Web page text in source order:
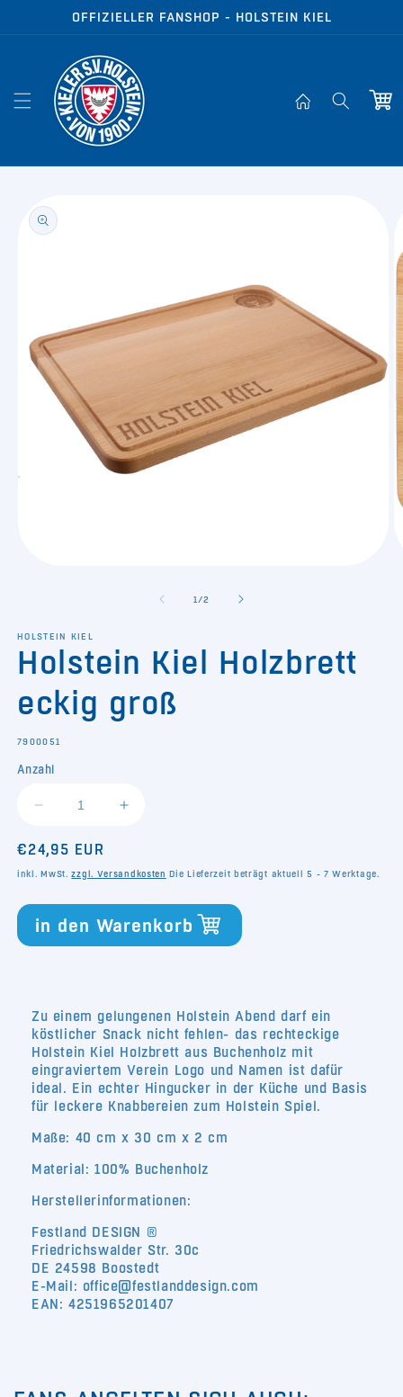
Direkt zumOFFIZIELLER FANSHOP - HOLSTEIN KIEL
1 /von
2
HOLSTEIN KIEL
Holstein Kiel Holzbrett
eckig groß
SKU:
7900051
Anzahl
Verringere
Menge
für
Kiel
Holzbrett
eckig
Erhöhe
für
Kiel
Holzbrett
eckig
Normaler
Preis
€24,95 EUR
inkl. MwSt.zzgl. Versandkosten Die Lieferzeit beträgt aktuell 5 - 7 Werktage.
in den Warenkorb
Zu einem gelungenen Holstein Abend darf ein
köstlicher Snack nicht fehlen- das rechteckige
Holstein Kiel Holzbrett aus Buchenholz mit
eingraviertem Verein Logo und Namen ist dafür
ideal. Ein echter Hingucker in der Küche und Basis
für leckere Knabbereien zum Holstein Spiel.
Maße: 40 cm x 30 cm x 2 cm
Material: 100% Buchenholz
Herstellerinformationen:
Festland DESIGN ®
Friedrichswalder Str. 30c
DE 24598 Boostedt
E-Mail: office@festlanddesign.com
EAN: 4251965201407